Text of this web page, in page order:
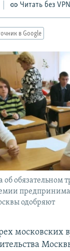
РАССЫЛКУ
Читать без VPN
в Google
обязательном
одобряют
московских